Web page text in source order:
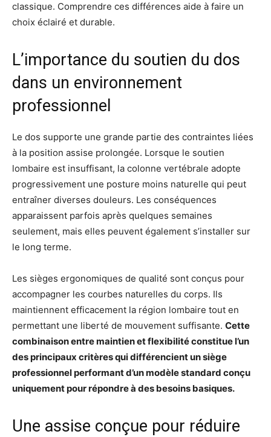
classique. Comprendre ces différences aide à faire un
choix éclairé et durable.
L’importance du soutien du dos
dans un environnement
professionnel
Le dos supporte une grande partie des contraintes liées
à la position assise prolongée. Lorsque le soutien
lombaire est insuffisant, la colonne vertébrale adopte
progressivement une posture moins naturelle qui peut
entraîner diverses douleurs. Les conséquences
apparaissent parfois après quelques semaines
seulement, mais elles peuvent également s’installer sur
le long terme.
Les sièges ergonomiques de qualité sont conçus pour
accompagner les courbes naturelles du corps. Ils
maintiennent efficacement la région lombaire tout en
permettant une liberté de mouvement suffisante. Cette
combinaison entre maintien et flexibilité constitue l’un
des principaux critères qui différencient un siège
professionnel performant d’un modèle standard conçu
uniquement pour répondre à des besoins basiques.
Une assise conçue pour réduire